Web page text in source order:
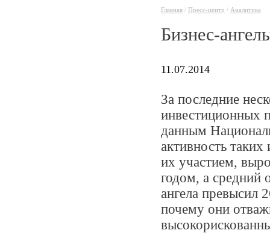
Главная / Пресс-центр / Аналитика
Бизнес-
11.07.2014
За последние
инвестиционных
данным
активность
их участием,
годом, а средний
ангела превысил
почему они